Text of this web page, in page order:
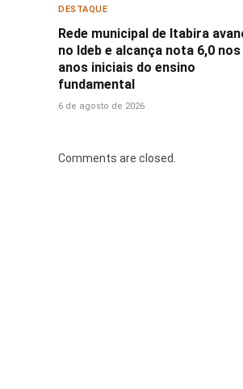
DESTAQUE
Rede municipal de Itabira
no Ideb e alcança nota 6,0 nos
anos iniciais do ensino
fundamental
6 de agosto de 2026
Comments are closed.